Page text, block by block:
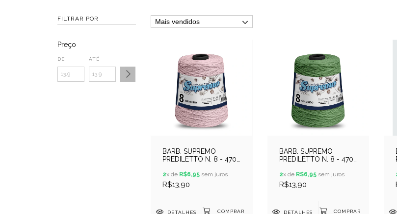
FILTRAR POR
Preço
DE ATÉ
BARB. SUPREMO
PREDILETTO N. 8 - 470
2x de R$6,95 sem juros
R$13,90
DETALHES
BARB. SUPREMO
PREDILETTO N. 8 - 470
BANDEIRA
2x de R$6,95sem juros
R$13,90
DETALHES